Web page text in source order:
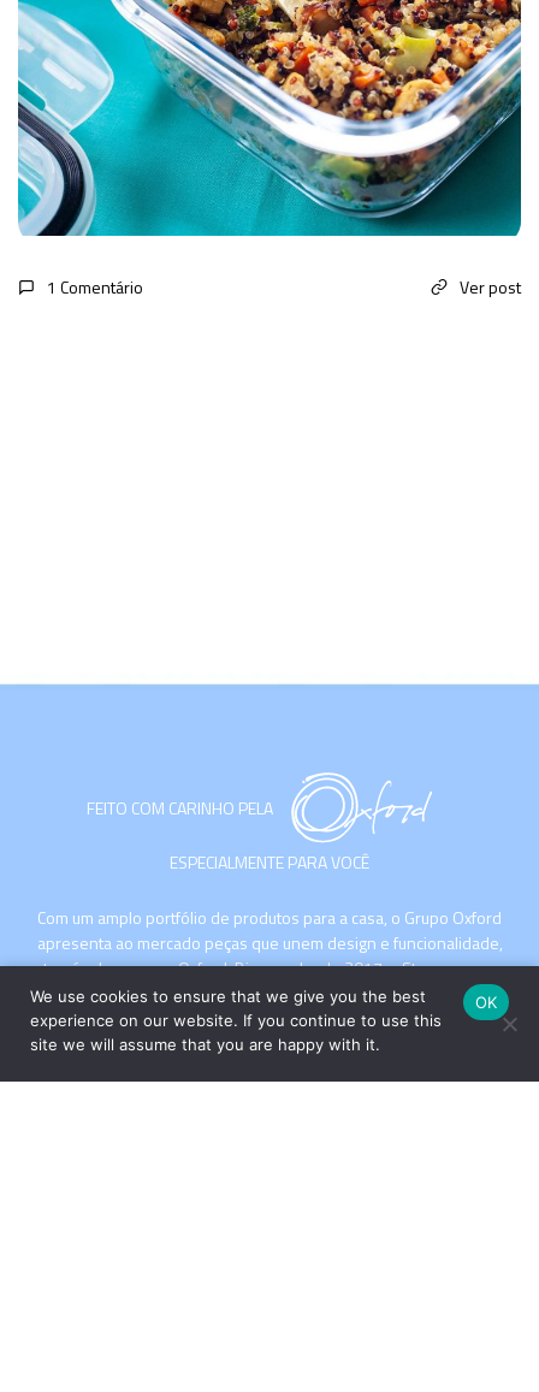
1 Comentário Ver post
FEITO COM CARINHO PELA
ESPECIALMENTE PARA VOCÊ
Com um amplo portfólio de produtos para a casa, o Grupo Oxford
apresenta ao mercado peças que unem design e funcionalidade,
através das marcas Oxford, Biona e desde 2017, a Strauss – uma
das marcas mais tradicionais e valorizadas do segmento de
cristais de luxo com sua produção artesanal no Vale Europeu,
Santa Catarina.
We use cookies to ensure that we give you the best
experience on our website. If you continue to use this
site we will assume that you are happy with it.
OK